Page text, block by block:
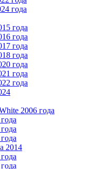
года
года
года
года
года
года
года
года
2006 года
2014